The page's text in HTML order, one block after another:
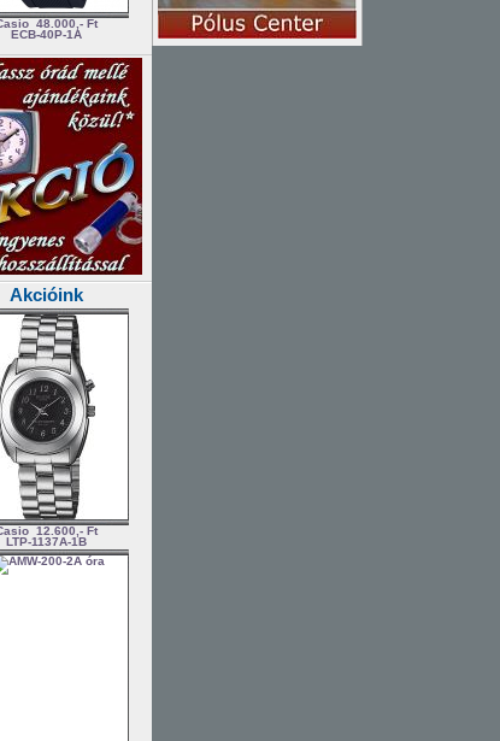
48.000,- Ft
ECB-40P-1A
Akcióink
12.600,- Ft
LTP-1137A-1B